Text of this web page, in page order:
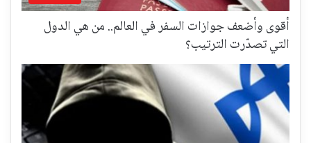
أقوى وأضعف جوازات السفر في العالم.. من هي الدول
التي تصدّرت الترتيب؟